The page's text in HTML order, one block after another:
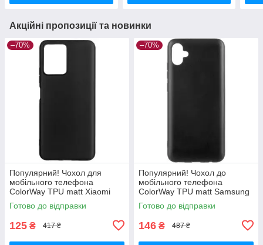
Акційні пропозиції та новинки
–70%
Популярний! Чохол для
мобільного телефона
ColorWay TPU matt Xiaomi
Redmi Note 12 5G black (CW-
CTMXRN125-BK) —
Готово до відправки
125 ₴ 417 ₴
–70%
Популярний! Чохол до
мобільного телефона
ColorWay TPU matt Samsung
Galaxy A04e black (CW-
CTMSGA042-BK) - Краща
Готово до відправки
146 ₴ 487 ₴